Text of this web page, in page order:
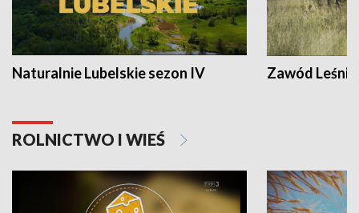
Naturalnie Lubelskie sezon IV Zawód Leśnik
ROLNICTWO I WIEŚ